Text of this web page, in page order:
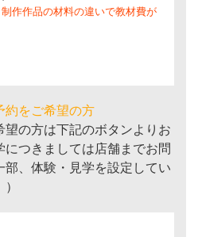
作作品の材料の違いで教材費が
をご希望の方
の方は下記のボタンよりお
つきましては店舗までお問
部、体験・見学を設定してい